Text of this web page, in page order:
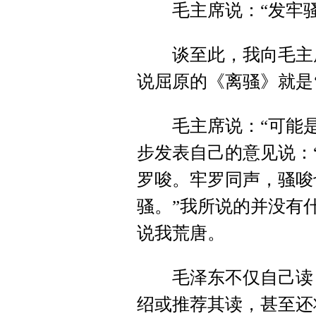
毛主席说：“发牢骚
谈至此，我向毛主
说屈原的《离骚》就是
毛主席说：“可能是
步发表自己的意见说
罗唆。牢罗同声，骚
骚。”我所说的并没有
说我荒唐。
毛泽东不仅自己读
绍或推荐其读，甚至